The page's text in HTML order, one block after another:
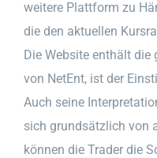
weitere Plattform zu
die den aktuellen
Die Website enthält die
von NetEnt, ist der
Auch seine
sich grundsätzlich von
können die Trader die